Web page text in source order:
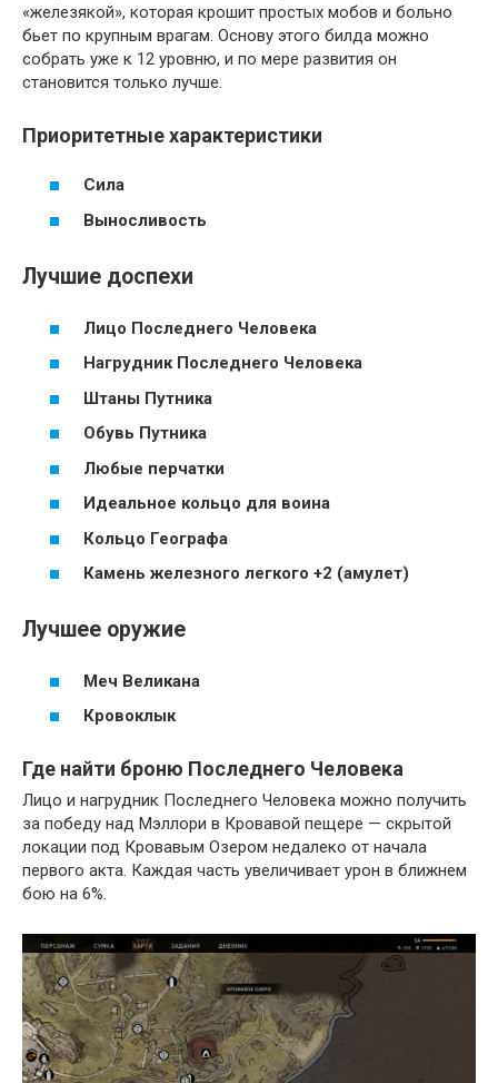
«железякой», которая крошит простых мобов и больно
бьет по крупным врагам. Основу этого билда можно
собрать уже к 12 уровню, и по мере развития он
становится только лучше.
Приоритетные характеристики
Сила
Выносливость
Лучшие доспехи
Лицо Последнего Человека
Нагрудник Последнего Человека
Штаны Путника
Обувь Путника
Любые перчатки
Идеальное кольцо для воина
Кольцо Географа
Камень железного легкого +2 (амулет)
Лучшее оружие
Меч Великана
Кровоклык
Где найти броню Последнего Человека
Лицо и нагрудник Последнего Человека можно получить
за победу над Мэллори в Кровавой пещере — скрытой
локации под Кровавым Озером недалеко от начала
первого акта. Каждая часть увеличивает урон в ближнем
бою на 6%.